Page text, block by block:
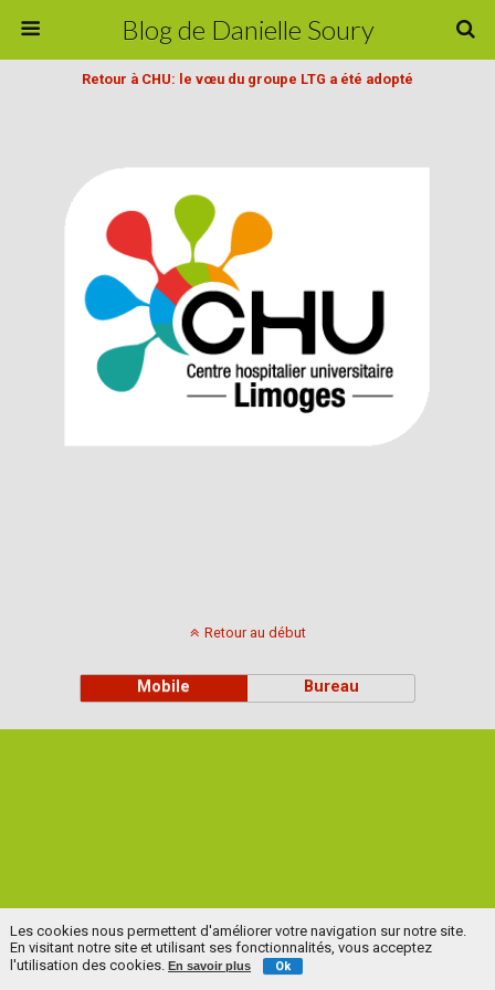
Blog de Danielle Soury
Retour à CHU: le vœu du groupe LTG a été adopté
Retour au début
Mobile Bureau
Les cookies nous permettent d'améliorer votre navigation sur notre site.
En visitant notre site et utilisant ses fonctionnalités, vous acceptez
l'utilisation des cookies.En savoir plus Ok